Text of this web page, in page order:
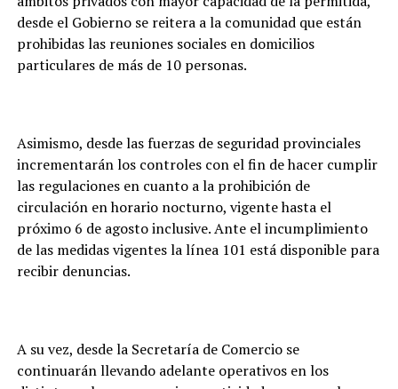
desde el Gobierno se reitera a la comunidad que están
prohibidas las reuniones sociales en domicilios
particulares de más de 10 personas.
Asimismo, desde las fuerzas de seguridad provinciales
incrementarán los controles con el fin de hacer cumplir
las regulaciones en cuanto a la prohibición de
circulación en horario nocturno, vigente hasta el
próximo 6 de agosto inclusive. Ante el incumplimiento
de las medidas vigentes la línea 101 está disponible para
recibir denuncias.
A su vez, desde la Secretaría de Comercio se
continuarán llevando adelante operativos en los